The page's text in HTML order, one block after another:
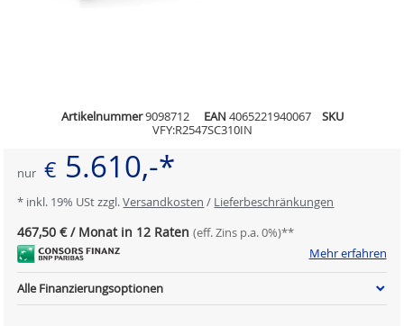
Artikelnummer9098712 EAN 4065221940067
SKU
VFY:R2547SC310IN
nur € 5.610,-*
* inkl. 19% USt zzgl.Versandkosten / Lieferbeschränkungen
467,50 € / Monat in 12 Raten (eff. Zins p.a. 0%)**
Mehr erfahren
Alle Finanzierungsoptionen